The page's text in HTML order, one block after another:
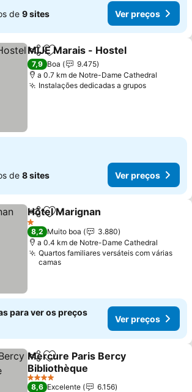
de 9 sites Ver preços
PartilharAdicionar aos favoritos
MIJE Marais - Hostel
7,9 Boa
9.475
a 0.7 km de Notre-Dame Cathedral
Instalações dedicadas a gruposVer
de 8 sites Ver preços
PartilharAdicionar aos favoritos
Hôtel Marignan
1 Estrelas
8,2 Muito boa
3.880
a 0.4 km de Notre-Dame Cathedral
Quartos familiares versáteis com várias
camas
para ver os preços
Ver preços
PartilharAdicionar aos favoritos
Mercure Paris Bercy
Bibliothèque
Ver preços
4 Estrelas
8,6 Excelente
6.156